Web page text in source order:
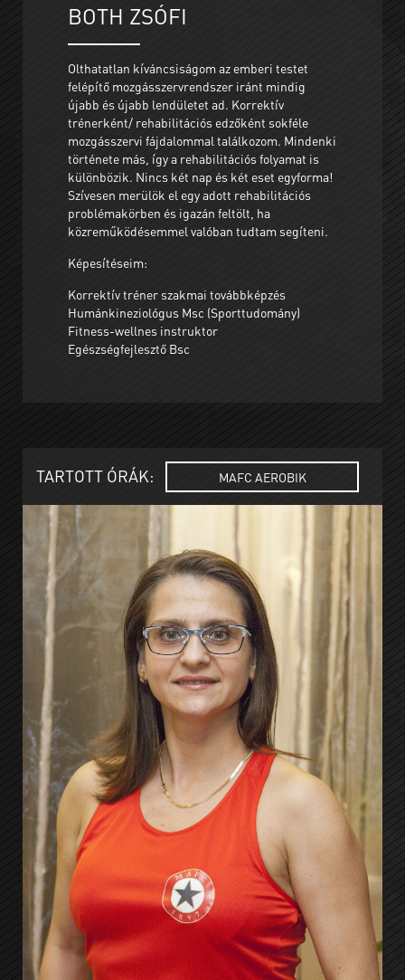
BOTH ZSÓFI
Olthatatlan kíváncsiságom az emberi testet
felépítő mozgásszervrendszer iránt mindig
újabb és újabb lendületet ad. Korrektív
trénerként/ rehabilitációs edzőként sokféle
mozgásszervi fájdalommal találkozom. Mindenki
története más, így a rehabilitációs folyamat is
különbözik. Nincs két nap és két eset egyforma!
Szívesen merülök el egy adott rehabilitációs
problémakörben és igazán feltölt, ha
közreműködésemmel valóban tudtam segíteni.
Képesítéseim:
Korrektív tréner szakmai továbbképzés
Humánkineziológus Msc (Sporttudomány)
Fitness-wellnes instruktor
Egészségfejlesztő Bsc
TARTOTT ÓRÁK: MAFC AEROBIK